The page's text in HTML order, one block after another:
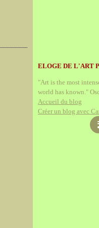
ELOGE DE L'ART
"Art is the most
world has known."
Accueil du blog
Créer un blog avec